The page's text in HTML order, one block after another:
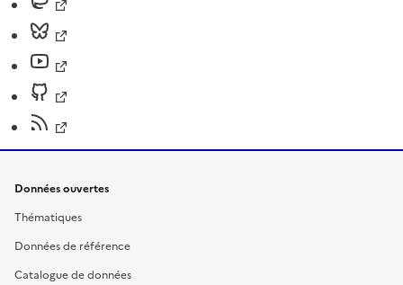
Données ouvertes
Thématiques
Données de référence
Catalogue de données